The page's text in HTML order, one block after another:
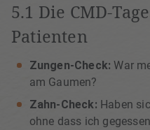
5.1 Die CMD-
Patienten
Zungen-Check: War
am Gaumen?
Zahn-Check: Haben
ohne dass ich